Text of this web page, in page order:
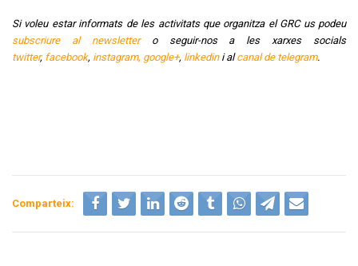
Si voleu estar informats de les activitats que organitza el GRC us podeu
subscriure al newslettero seguir-nos a les xarxes socials
twitter, facebook, instagram, google+, linkedini alcanal de telegram.
Comparteix: